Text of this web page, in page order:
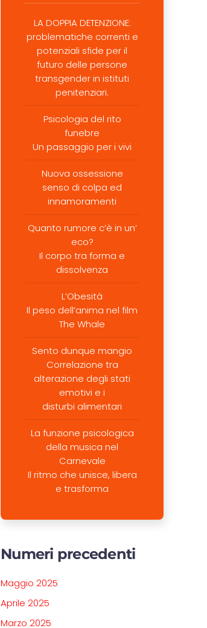
LA DOPPIA DETENZIONE:
problematiche correnti e
potenziali sfide per il
futuro delle persone
transgender in istituti
penitenziari.
Psicologia del rito
funebre
Un passaggio per i vivi
Nuova ossessione
senso di colpa ed
innamoramenti
Quanto rumore c’è in un’
eco?
Il corpo tra forma e
dissolvenza
L’Obesità
Il peso dell’anima nel film
The Whale
Sento dunque mangio
Correlazione tra
alterazione degli stati
emotivi e i
disturbi alimentari
La funzione psicologica
della musica nel
Carnevale
Il ritmo che unisce, libera
e trasforma
Numeri precedenti
Maggio 2025
Aprile 2025
Marzo 2025